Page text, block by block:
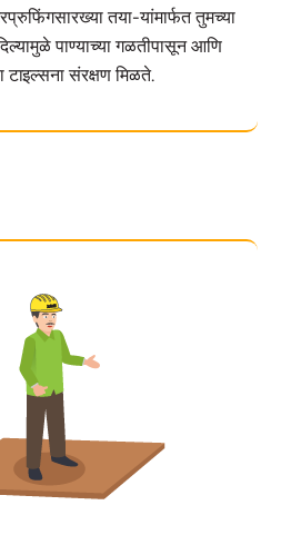
तया-यांमार्फत तुमच्या
पाण्याच्या गळतीपासून आणि
टाइल्सना संरक्षण मिळते.